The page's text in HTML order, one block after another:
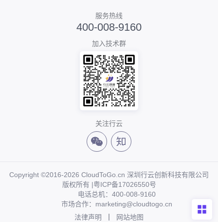
服务热线
400-008-9160
加入技术群
关注行云
Copyright ©2016-2026 CloudToGo.cn 深圳行云创新科技有限公司
版权所有 |粤ICP备17026550号
电话总机：400-008-9160
市场合作：marketing@cloudtogo.cn
法律声明
网站地图